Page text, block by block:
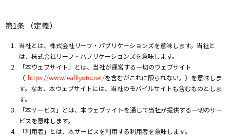
第1条 （定義）
当社とは、株式会社リーフ・パブリケーションズを意味します。当社と
は、株式会社リーフ・パブリケーションズを意味します。
「本ウェブサイト」とは、当社が運営する一切のウェブサイト
（ https://www.leafkyoto.net/を含むがこれに限られない。）を意味しま
す。なお、本ウェブサイトには、当社のモバイルサイトも含むものとしま
す。
「本サービス」とは、本ウェブサイトを通じて当社が提供する一切のサー
ビスを意味します。
「利用者」とは、本サービスを利用する利用者を意味します。